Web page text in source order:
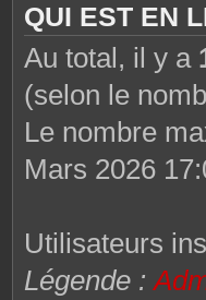
QUI EST EN
Au total, il y a
(selon le
Le nombre
Mars 2026
Utilisateurs
Légende :